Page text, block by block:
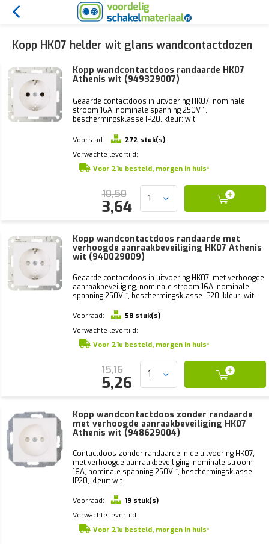
Kopp HK07 helder wit glans wandcontactdozen
Kopp wandcontactdoos randaarde HK07
Athenis wit (949329007)
Geaarde contactdoos in uitvoering HK07, nominale
stroom 16A, nominale spanning 250V ~,
beschermingsklasse IP20, kleur: wit.
Voorraad:
272 stuk(s)
Verwachte levertijd:
Voor 21u besteld, morgen in huis*
10,50
3,64
Kopp wandcontactdoos randaarde met
verhoogde aanraakbeveiliging HK07 Athenis
wit (940029009)
Geaarde contactdoos in uitvoering HK07, met verhoogde
aanraakbeveiliging, nominale stroom 16A, nominale
spanning 250V ~, beschermingsklasse IP20, kleur: wit.
Voorraad:
58 stuk(s)
Verwachte levertijd:
Voor 21u besteld, morgen in huis*
15,16
5,26
Kopp wandcontactdoos zonder randaarde
met verhoogde aanraakbeveiliging HK07
Athenis wit (948629004)
Contactdoos zonder randaarde in de uitvoering HK07,
met verhoogde aanraakbeveiliging, nominale stroom
16A, nominale spanning 250V ~, beschermingsklasse
IP20, kleur: wit.
Voorraad:
19 stuk(s)
Verwachte levertijd:
Voor 21u besteld, morgen in huis*